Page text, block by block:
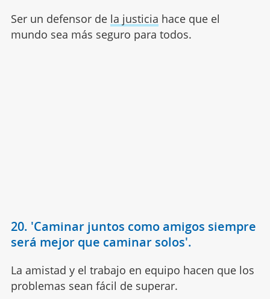
Ser un defensor de la justicia hace que el
mundo sea más seguro para todos.
20. 'Caminar juntos como amigos siempre
será mejor que caminar solos'.
La amistad y el trabajo en equipo hacen que los
problemas sean fácil de superar.